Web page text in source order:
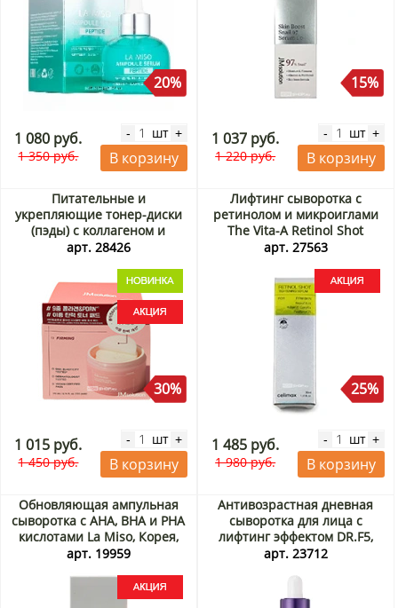
20%
1 080 руб.
1 350 руб.
- шт +
В корзину
15%
1 037 руб.
1 220 руб.
- шт +
В корзину
Питательные и
укрепляющие тонер-диски
(пэды) с коллагеном и
полидезоксирибонуклеотидами
Toner Pads) JMsolution,
Корея, 170 мл (100 шт.)
Акция
арт. 28426
30%
1 015 руб.
1 450 руб.
- шт +
В корзину
Лифтинг сыворотка с
ретинолом и микроиглами
The Vita-A Retinol Shot
Tightening Serum Celimax,
арт. 27563
25%
1 485 руб.
1 980 руб.
- шт +
В корзину
Обновляющая ампульная
сыворотка с AHA, BHA и PHA
кислотами La Miso, Корея,
30 мл Акция
арт. 19959
Антивозрастная дневная
сыворотка для лица с
лифтинг эффектом DR.F5,
Корея, 50 мл
арт. 23712